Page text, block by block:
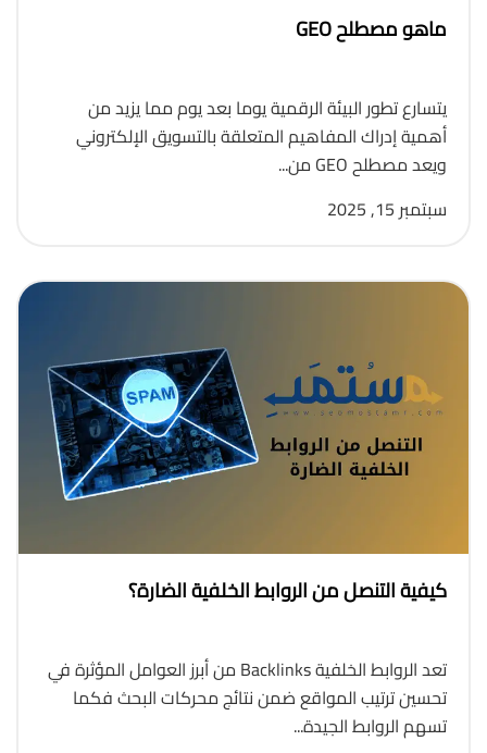
ماهو مصطلح GEO
يتسارع تطور البيئة الرقمية يوما بعد يوم مما يزيد من
أهمية إدراك المفاهيم المتعلقة بالتسويق الإلكتروني
ويعد مصطلح GEO من...
سبتمبر 15, 2025
كيفية التنصل من الروابط الخلفية الضارة؟
تعد الروابط الخلفية Backlinks من أبرز العوامل المؤثرة في
تحسين ترتيب المواقع ضمن نتائج محركات البحث فكما
تسهم الروابط الجيدة...